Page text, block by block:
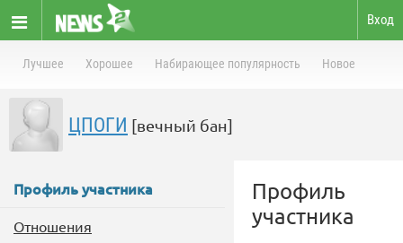
Вход
Лучшее Хорошее Набирающее популярность Новое
ЦПОГИ [вечный бан]
Профиль участника
Отношения
Профиль
участника